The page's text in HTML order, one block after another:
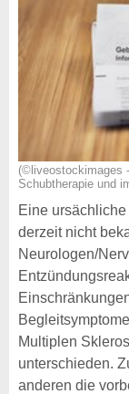
(©liveostockimages
Schubtherapie und
Eine
derzeit nicht
Neurologen/
Multiplen
unterschieden.
anderen die